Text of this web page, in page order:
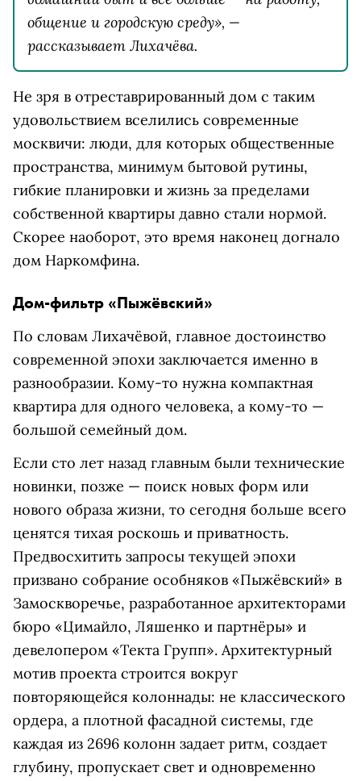
общение и городскую среду», —
рассказывает Лихачёва.
Не зря в отреставрированный дом с таким
удовольствием вселились современные
москвичи: люди, для которых общественные
пространства, минимум бытовой рутины,
гибкие планировки и жизнь за пределами
собственной квартиры давно стали нормой.
Скорее наоборот, это время наконец догнало
дом Наркомфина.
Дом-фильтр «Пыжёвский»
По словам Лихачёвой, главное достоинство
современной эпохи заключается именно в
разнообразии. Кому-то нужна компактная
квартира для одного человека, а кому-то —
большой семейный дом.
Если сто лет назад главным были технические
новинки, позже — поиск новых форм или
нового образа жизни, то сегодня больше всего
ценятся тихая роскошь и приватность.
Предвосхитить запросы текущей эпохи
призвано собрание особняков «Пыжёвский» в
Замоскворечье, разработанное архитекторами
бюро «Цимайло, Ляшенко и партнёры» и
девелопером «Текта Групп». Архитектурный
мотив проекта строится вокруг
повторяющейся колоннады: не классического
ордера, а плотной фасадной системы, где
каждая из 2696 колонн задает ритм, создает
глубину, пропускает свет и одновременно